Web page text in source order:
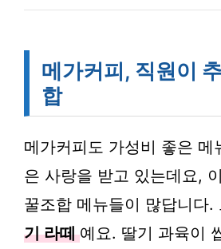
메가커피, 직원이
합
메가커피도 가성비 좋은 메
은 사랑을 받고 있는데요,
꿀조합 메뉴들이 많답니다.
기 라떼 예요. 딸기 과육이